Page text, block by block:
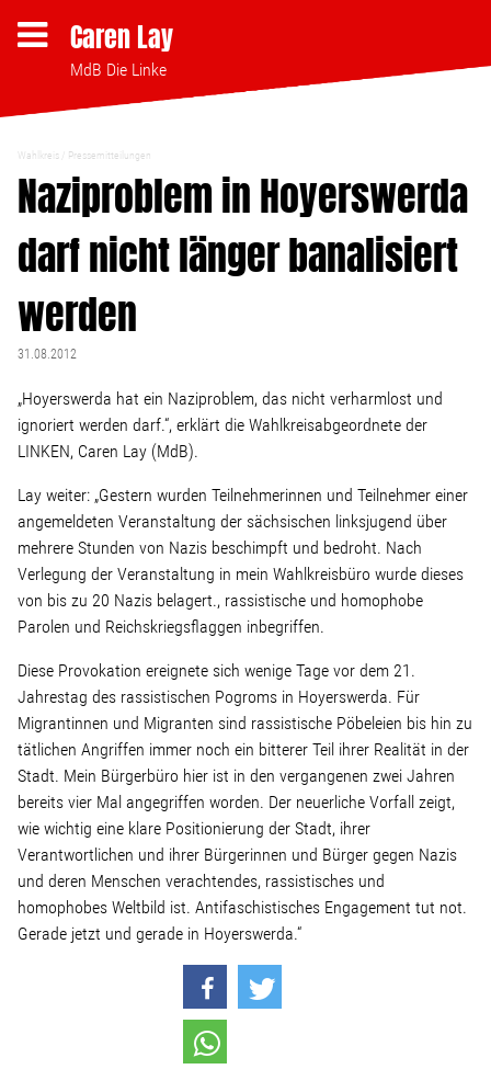
Caren Lay
MdB Die Linke
Themen
Bezahlbares Wohnen
Bodenpolitik
Linke Zukunftsdebatte
Sonstiges
Wahlkreis
Pressemitteilungen
Presse
Pressebilder
Service
Termine
Stellenangebot
Wahlkreis Pressemitteilungen
Naziproblem in Hoyerswerda
darf nicht länger banalisiert
werden
31.08.2012
„Hoyerswerda hat ein Naziproblem, das nicht verharmlost und
ignoriert werden darf.“, erklärt die Wahlkreisabgeordnete der
LINKEN, Caren Lay (MdB).
Lay weiter: „Gestern wurden Teilnehmerinnen und Teilnehmer einer
angemeldeten Veranstaltung der sächsischen linksjugend über
mehrere Stunden von Nazis beschimpft und bedroht. Nach
Verlegung der Veranstaltung in mein Wahlkreisbüro wurde dieses
von bis zu 20 Nazis belagert., rassistische und homophobe
Parolen und Reichskriegsflaggen inbegriffen.
Diese Provokation ereignete sich wenige Tage vor dem 21.
Jahrestag des rassistischen Pogroms in Hoyerswerda. Für
Migrantinnen und Migranten sind rassistische Pöbeleien bis hin zu
tätlichen Angriffen immer noch ein bitterer Teil ihrer Realität in der
Stadt. Mein Bürgerbüro hier ist in den vergangenen zwei Jahren
bereits vier Mal angegriffen worden. Der neuerliche Vorfall zeigt,
wie wichtig eine klare Positionierung der Stadt, ihrer
Verantwortlichen und ihrer Bürgerinnen und Bürger gegen Nazis
und deren Menschen verachtendes, rassistisches und
homophobes Weltbild ist. Antifaschistisches Engagement tut not.
Gerade jetzt und gerade in Hoyerswerda.“